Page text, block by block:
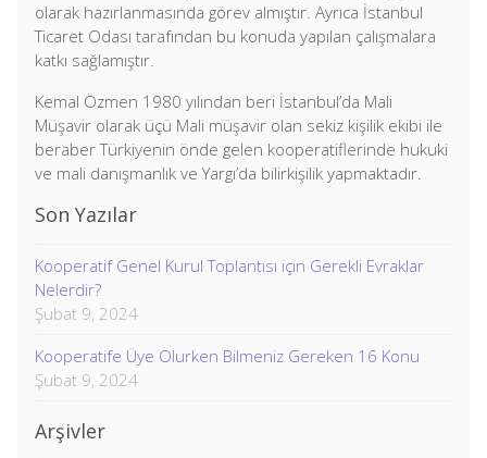
olarak hazırlanmasında görev almıştır. Ayrıca İstanbul
Ticaret Odası tarafından bu konuda yapılan çalışmalara
katkı sağlamıştır.
Kemal Özmen 1980 yılından beri İstanbul’da Mali
Müşavir olarak üçü Mali müşavir olan sekiz kişilik ekibi ile
beraber Türkiyenin önde gelen kooperatiflerinde hukuki
ve mali danışmanlık ve Yargı’da bilirkişilik yapmaktadır.
Son Yazılar
Kooperatif Genel Kurul Toplantısı için Gerekli Evraklar
Nelerdir?
Şubat 9, 2024
Kooperatife Üye Olurken Bilmeniz Gereken 16 Konu
Şubat 9, 2024
Arşivler